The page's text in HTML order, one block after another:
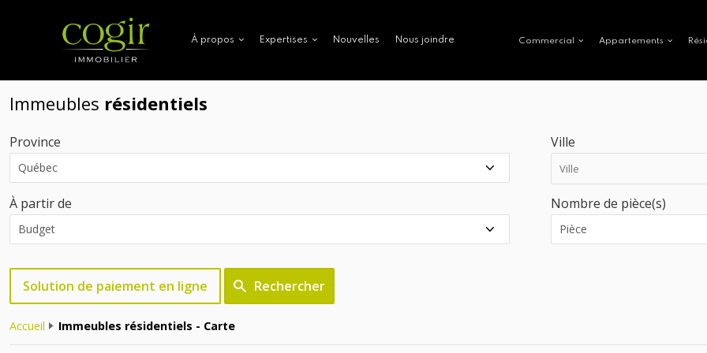
À propos Expertises Nouvelles Nous joindre Commercial Appartements
Immeubles résidentiels
Province Ville
À partir de Nombre de pièce(s)
Solution de paiement en ligne Rechercher
Accueil Immeubles résidentiels - Carte